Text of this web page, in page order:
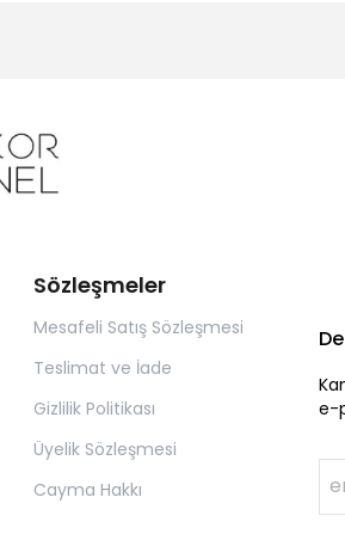
Sözleşmeler
Mesafeli Satış Sözleşmesi
Teslimat ve İade
Gizlilik Politikası
Üyelik Sözleşmesi
Cayma Hakkı
e-